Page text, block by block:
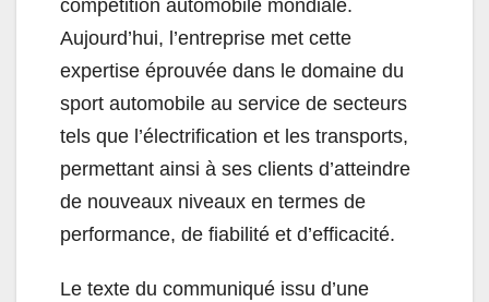
compétition automobile mondiale.
Aujourd’hui, l’entreprise met cette
expertise éprouvée dans le domaine du
sport automobile au service de secteurs
tels que l’électrification et les transports,
permettant ainsi à ses clients d’atteindre
de nouveaux niveaux en termes de
performance, de fiabilité et d’efficacité.
Le texte du communiqué issu d’une